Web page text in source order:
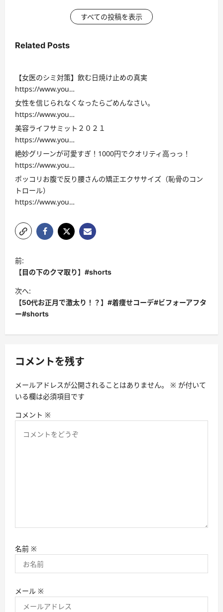
すべての投稿を表示
Related Posts
【女医のシミ対策】飲む日焼け止めの真実
https://www.you…
女性を信じられなくなったらごめんなさい。
https://www.you…
美容ライフサミット２０２１
https://www.you…
絶妙グリーンが可愛すぎ！1000円でクオリティ高っっ！
https://www.you…
ポッコリお腹で反り腰さんの矯正エクササイズ（恥骨のコン
トロール）
https://www.you…
投
稿
ナ
ビ
ゲ
ー
ョ
前:
【目の下のクマ取り】#shorts
次へ:
【50代お正月で激太り！？】#着痩せコーデ#ビフォーアフタ
ー#shorts
コメントを残す
メールアドレスが公開されることはありません。 ※ が付いて
いる欄は必須項目です
コメント ※
名前 ※
メール ※